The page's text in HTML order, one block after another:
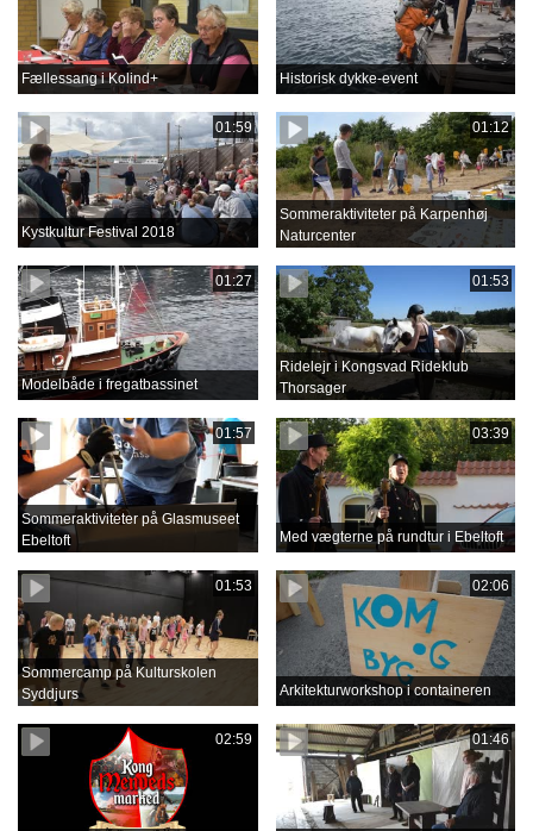
Fællessang i Kolind+ Historisk dykke-event
01:59
Kystkultur Festival 2018
01:12
Sommeraktiviteter på Karpenhøj
Naturcenter
01:27
Modelbåde i fregatbassinet
01:53
Ridelejr i Kongsvad Rideklub
Thorsager
01:57
Sommeraktiviteter på Glasmuseet
Ebeltoft
03:39
Med vægterne på rundtur i Ebeltoft
01:53
Sommercamp på Kulturskolen
Syddjurs
02:06
Arkitekturworkshop i containeren
02:59 01:46